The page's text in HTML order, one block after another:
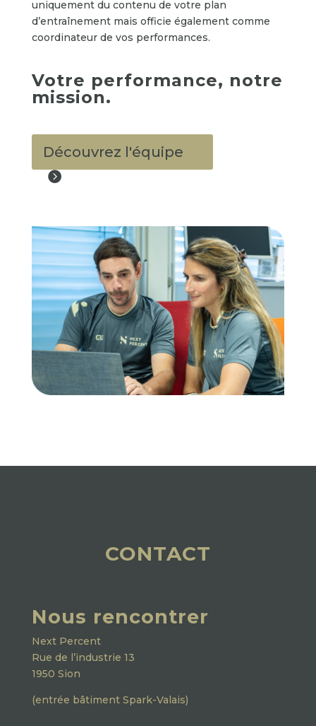
uniquement du contenu de votre plan
d’entraînement mais officie également comme
coordinateur de vos performances.
Votre performance, notre
mission.
Découvrez l'équipe
contact
Nous rencontrer
Next Percent
Rue de l’industrie 13
1950 Sion
(entrée bâtiment Spark-Valais)